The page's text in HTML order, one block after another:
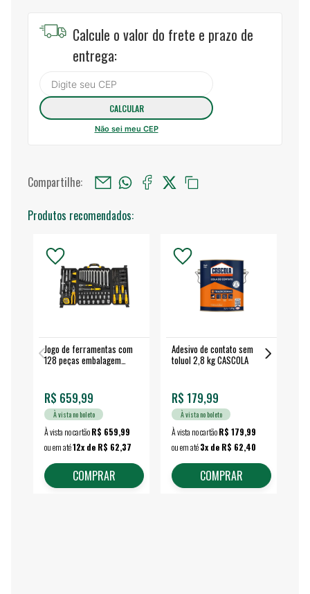
Calcule o valor do frete e prazo de
entrega:
Não sei meu CEP
Compartilhe:
Produtos recomendados:
Jogo de ferramentas com
128 peças embalagem
R$ 659,99
À vista no boleto
À vista no cartãoR$ 659,99
ou em até12x de R$ 62,37
COMPRAR
Adesivo de contato sem
toluol 2,8 kg CASCOLA
R$ 179,99
À vista no boleto
À vista no cartãoR$ 179,99
ou em até3x de R$ 62,40
COMPRAR